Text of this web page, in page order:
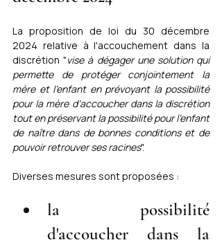
La proposition de loi du 30 décembre
2024 relative à l'accouchement dans la
discrétion "vise à dégager une solution qui
permette de protéger conjointement la
mère et l’enfant en prévoyant la possibilité
pour la mère d’accoucher dans la discrétion
tout en préservant la possibilité pour l’enfant
de naître dans de bonnes conditions et de
pouvoir retrouver ses racines".
Diverses mesures sont proposées :
la possibilité
d'accoucher dans la